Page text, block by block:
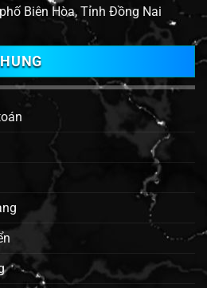
Biên Hòa, Tỉnh Đồng Nai